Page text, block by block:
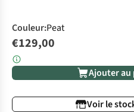
Couleur:Peat
€129,00
Ajouter au
Voir le